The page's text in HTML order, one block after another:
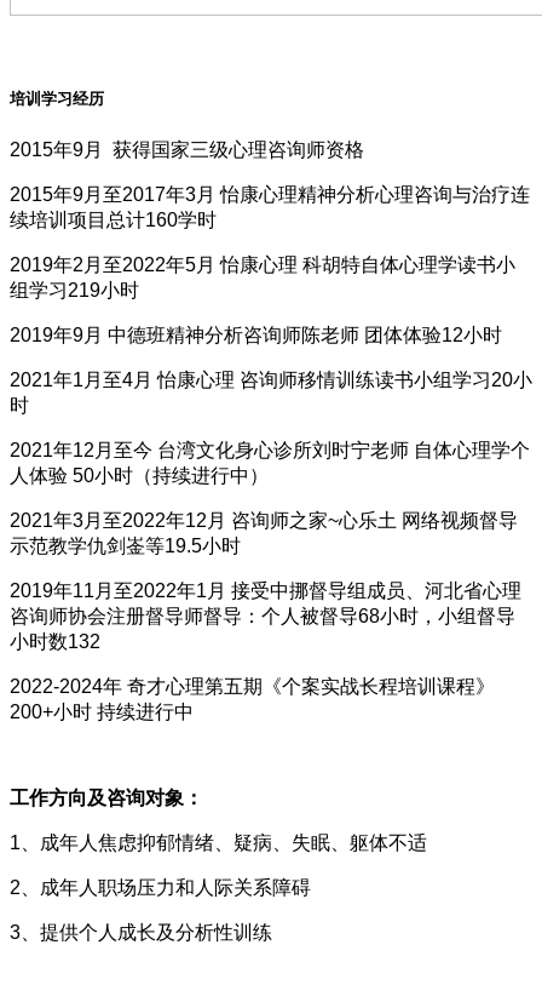
培训学习经历
2015年9月 获得国家三级心理咨询师资格
2015年9月至2017年3月 怡康心理精神分析心理咨询与治疗连
续培训项目总计160学时
2019年2月至2022年5月 怡康心理 科胡特自体心理学读书小
组学习219小时
2019年9月 中德班精神分析咨询师陈老师 团体体验12小时
2021年1月至4月 怡康心理 咨询师移情训练读书小组学习20小
时
2021年12月至今 台湾文化身心诊所刘时宁老师 自体心理学个
人体验 50小时（持续进行中）
2021年3月至2022年12月 咨询师之家~心乐土 网络视频督导
示范教学仇剑崟等19.5小时
2019年11月至2022年1月 接受中挪督导组成员、河北省心理
咨询师协会注册督导师督导：个人被督导68小时，小组督导
小时数132
2022-2024年 奇才心理第五期《个案实战长程培训课程》
200+小时 持续进行中
工作方向及咨询对象：
1、成年人焦虑抑郁情绪、疑病、失眠、躯体不适
2、成年人职场压力和人际关系障碍
3、提供个人成长及分析性训练